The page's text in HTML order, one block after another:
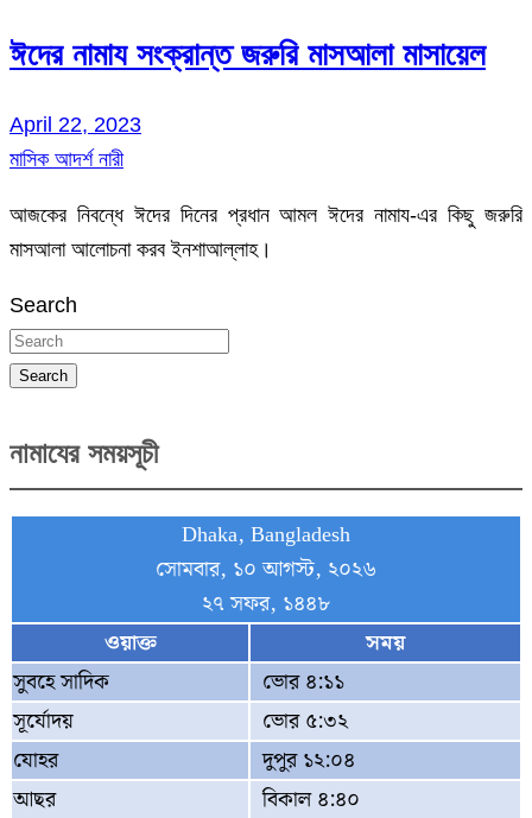
ঈদের নামায সংক্রান্ত জরুরি মাসআলা মাসায়েল
April 22, 2023
মাসিক আদর্শ নারী
আজকের নিবন্ধে ঈদের দিনের প্রধান আমল ঈদের নামায-এর কিছু জরুরি
মাসআলা আলোচনা করব ইনশাআল্লাহ।
Search
Search
নামাযের সময়সূচী
Dhaka, Bangladesh
সোমবার, ১০ আগস্ট, ২০২৬
২৭ সফর, ১৪৪৮
ওয়াক্ত
সময়
সুবহে সাদিক
ভোর ৪:১১
সূর্যোদয়
ভোর ৫:৩২
যোহর
দুপুর ১২:০৪
আছর
বিকাল ৪:৪০